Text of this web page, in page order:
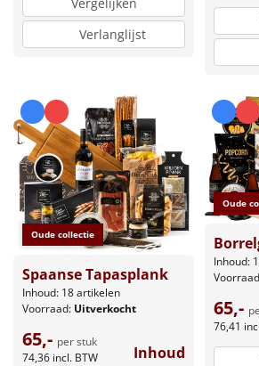
Verlanglijst
Oude collectie
Spaanse Tapasplank
Inhoud: 18 artikelen
Voorraad: Uitverkocht
65,- per stuk
74,36 incl. BTW Inhoud
Oude
Inhoud:
65,-
76,41